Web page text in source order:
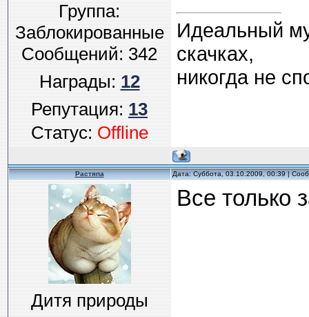
Группа:
Заблокированные
Сообщений:342
Награды:12
Репутация:13
Статус:Offline
Идеальный
скачках,
никогда не
Растяпа Дата: Суббота, 03.10.2009, 00:39 |
Дитя природы
Все только